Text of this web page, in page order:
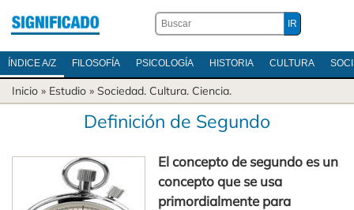
ÍNDICE A/Z FILOSOFÍA PSICOLOGÍA HISTORIA CULTURA
Inicio » Estudio » Sociedad. Cultura. Ciencia.
Definición de Segundo
El concepto de segundo es un
concepto que se usa
primordialmente para